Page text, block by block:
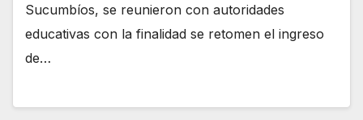
Sucumbíos, se reunieron con autoridades
educativas con la finalidad se retomen el ingreso
de…